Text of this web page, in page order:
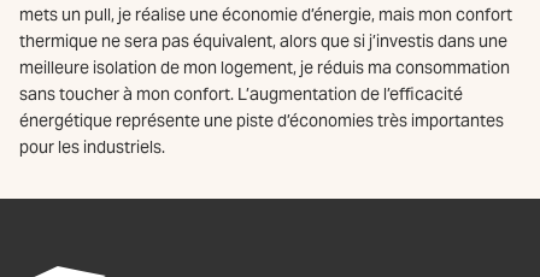
mets un pull, je réalise une économie d’énergie, mais mon confort
thermique ne sera pas équivalent, alors que si j’investis dans une
meilleure isolation de mon logement, je réduis ma consommation
sans toucher à mon confort. L’augmentation de l’efficacité
énergétique représente une piste d’économies très importantes
pour les industriels.